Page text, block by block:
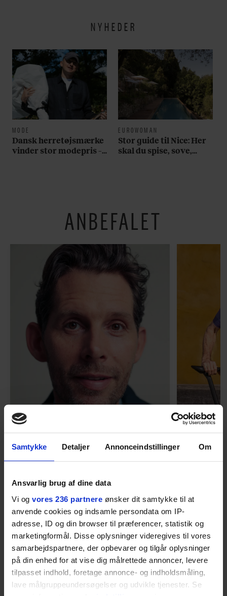
Samtykke Detaljer Annonceindstillinger Om
Ansvarlig brug af dine data
Vi og vores 236 partnere ønsker dit samtykke til at
anvende cookies og indsamle persondata om IP-
adresse, ID og din browser til præferencer, statistik og
marketingformål. Disse oplysninger videregives til vores
samarbejdspartnere, der opbevarer og tilgår oplysninger
på din enhed for at vise dig målrettede annoncer, levere
tilpasset indhold, foretage annonce- og indholdsmåling,
lave målgruppeundersøgelser og udvikle tjenester. Se
NYHEDER
MODE
Dansk herretøjsmærke
vinder stor modepris –
EUROWOMAN
Stor guide til Nice: Her
skal du spise, sove,
ANBEFALET
MENNESKER
Fra alkohol i
barndomshjemmet til villa
skal du høre sandheden om
Rasmus Seebach
popsange om drengen, der
forelsker sig i pigen, farer vild i
nattens fristelser og alligevel
finder den lykkelige udgang. Nu,
efter 10 års albumpause, er den
rosenrøde forelskelse trådt i
baggrunden; den naive dreng er
54-
huset
Mont
har han